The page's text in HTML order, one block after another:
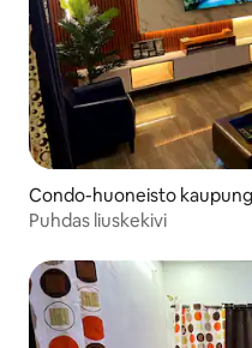
Condo-huoneisto
Puhdas liuskekivi